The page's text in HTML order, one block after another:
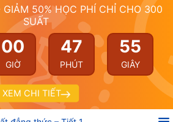
50% HỌC PHÍ CHỈ CHO 300
SUẤT
00
GIỜ
47
PHÚT
55
GIÂY
XEM CHI TIẾT